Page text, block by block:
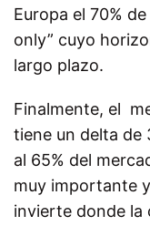
Europa el 70%
only” cuyo
largo plazo.
Finalmente, el
tiene un delta de
al 65% del
muy importante
invierte donde la